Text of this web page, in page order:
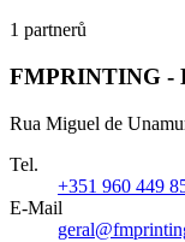
1 partnerů
FMPRINTING -
Rua Miguel de
Tel.
+351 960 449
E-Mail